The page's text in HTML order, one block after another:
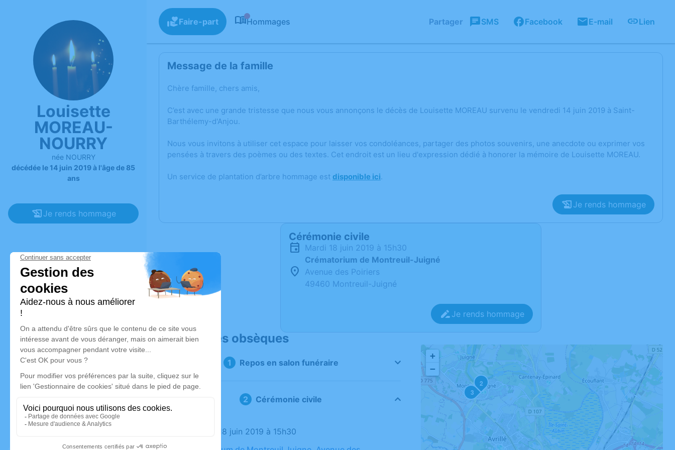
Louisette
MOREAU-
NOURRY
née NOURRY
décédée le 14 juin 2019 à l'âge de 85
ans
Je rends hommage
Faire-part Hommages Partager SMS Facebook E-mail Lien
Message de la famille
Chère famille, chers amis,
C’est avec une grande tristesse que nous vous annonçons le décès de Louisette MOREAU survenu le vendredi 14 juin 2019 à Saint-
Barthélemy-d'Anjou.
Nous vous invitons à utiliser cet espace pour laisser vos condoléances, partager des photos souvenirs, une anecdote ou exprimer vos
pensées à travers des poèmes ou des textes. Cet endroit est un lieu d'expression dédié à honorer la mémoire de Louisette MOREAU.
Un service de plantation d’arbre hommage est disponible ici.
Je rends hommage
Cérémonie civile
mardi 18 juin 2019 à 15h30
Crématorium de Montreuil-Juigné
Avenue des Poiriers
49460 Montreuil-Juigné
Je rends hommage
Déroulé des obsèques
Repos en salon funéraire
Cérémonie civile
Le mardi 18 juin 2019 à 15h30
2
3
+
−